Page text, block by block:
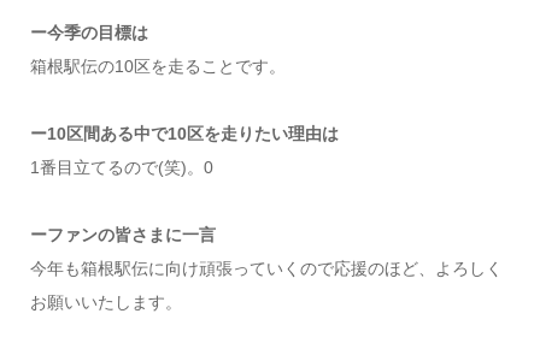
ー今季の目標は
箱根駅伝の10区を走ることです。
ー10区間ある中で10区を走りたい理由は
1番目立てるので(笑)。0
ーファンの皆さまに一言
今年も箱根駅伝に向け頑張っていくので応援のほど、よろしく
お願いいたします。